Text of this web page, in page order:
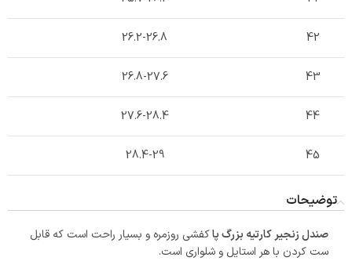
42
26.2-26.8
43
26.8-27.6
44
27.6-28.4
45
28.4-29
توضیحات
صندل زنجیر کارتیه بزرگ پاکفشی روزمره و بسیار راحت است که قابل
ست کردن با هر استایل و شلواری است.